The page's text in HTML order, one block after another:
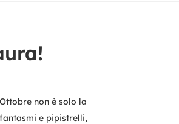
non è solo la
e pipistrelli,